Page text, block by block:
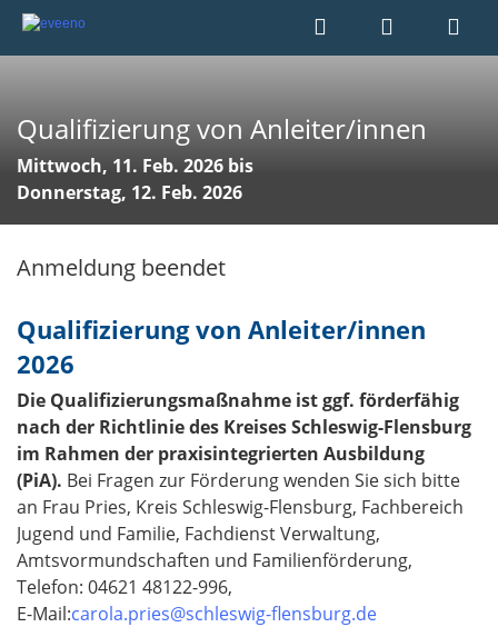
Qualifizierung von Anleiter/innen
Mittwoch, 11. Feb. 2026 bis
Donnerstag, 12. Feb. 2026
Anmeldung beendet
Qualifizierung von Anleiter/innen
2026
Die Qualifizierungsmaßnahme ist ggf. förderfähig
nach der Richtlinie des Kreises Schleswig-Flensburg
im Rahmen der praxisintegrierten Ausbildung
(PiA). Bei Fragen zur Förderung wenden Sie sich bitte
an Frau Pries, Kreis Schleswig-Flensburg, Fachbereich
Jugend und Familie, Fachdienst Verwaltung,
Amtsvormundschaften und Familienförderung,
Telefon: 04621 48122-996,
E-Mail:carola.pries@schleswig-flensburg.de